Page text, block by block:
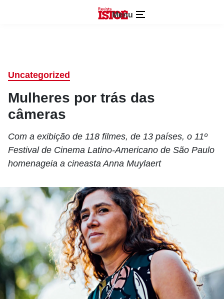
Menu
Uncategorized
Mulheres por trás das
câmeras
Com a exibição de 118 filmes, de 13 países, o 11º
Festival de Cinema Latino-Americano de São Paulo
homenageia a cineasta Anna Muylaert